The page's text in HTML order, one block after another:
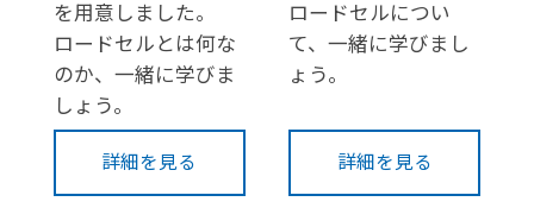
を用意しました。
ロードセルとは何な
のか、一緒に学びま
しょう。
詳細を見る
ロードセルについ
て、一緒に学びまし
ょう。
詳細を見る